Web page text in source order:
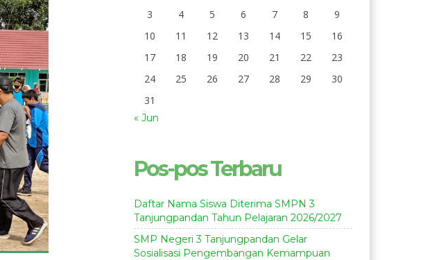
3
4 5 6 7 8
9
10
11 12 13 14 15
16
17
18 19 20 21 22
23
24
25 26 27 28 29
30
31
« Jun
Pos-pos Terbaru
Daftar Nama Siswa Diterima SMPN 3
Tanjungpandan Tahun Pelajaran 2026/2027
SMP Negeri 3 Tanjungpandan Gelar
Sosialisasi Pengembangan Kemampuan